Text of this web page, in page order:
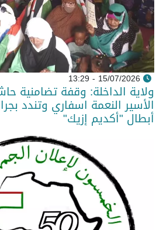
15/07/2026 - 13:29
ولاية الداخلة: وقفة تضامنية
الأسير النعمة اسفاري وتندد
أبطال "أكديم إزيك"